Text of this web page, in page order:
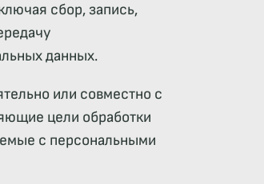
сбор, запись,
данных.
или совместно с
цели обработки
с персональными